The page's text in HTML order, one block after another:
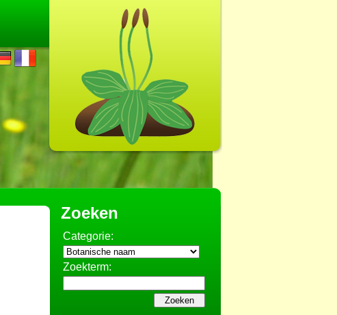
Zoeken
Categorie:
Zoekterm: